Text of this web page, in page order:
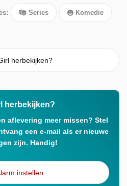
Series Komedie
herbekijken?
herbekijken?
aflevering meer missen? Stel
een e-mail als er nieuwe
zijn. Handig!
instellen